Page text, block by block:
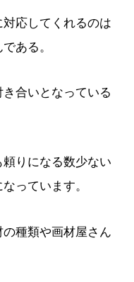
応してくれるのは
ある。
合いとなっている
りになる数少ない
っています。
種類や画材屋さん